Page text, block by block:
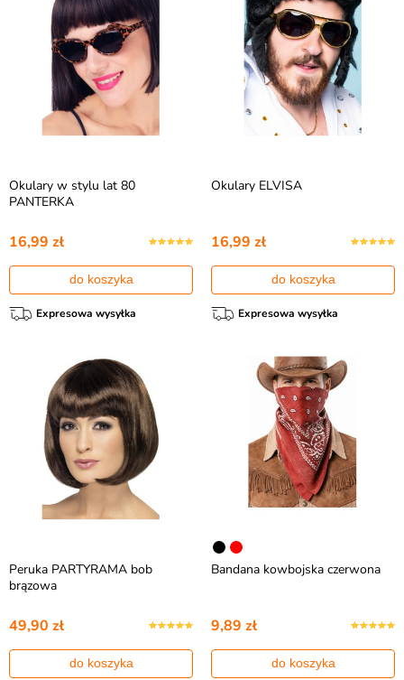
Okulary w stylu lat 80
PANTERKA
16,99 zł
do koszyka
Expresowa wysyłka
Okulary ELVISA
16,99 zł
do koszyka
Expresowa wysyłka
Peruka PARTYRAMA bob
brązowa
49,90 zł
do koszyka
Bandana kowbojska czerwona
9,89 zł
do koszyka